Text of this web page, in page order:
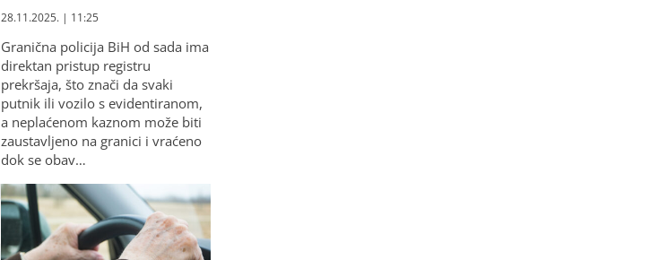
28.11.2025. | 11:25
Granična policija BiH od sada ima
direktan pristup registru
prekršaja, što znači da svaki
putnik ili vozilo s evidentiranom,
a neplaćenom kaznom može biti
zaustavljeno na granici i vraćeno
dok se obav…